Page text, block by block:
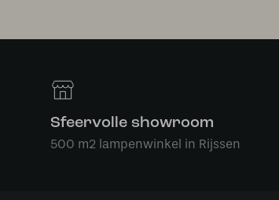
Sfeervolle showroom
500 m2 lampenwinkel in Rijssen